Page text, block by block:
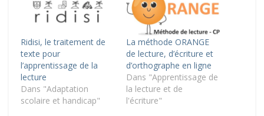
Ridisi, le traitement de
texte pour
l’apprentissage de la
lecture
Dans "Adaptation
scolaire et handicap"
La méthode ORANGE
de lecture, d’écriture et
d’orthographe en ligne
Dans "Apprentissage de
la lecture et de
l'écriture"